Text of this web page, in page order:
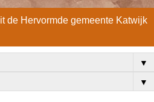
de Hervormde gemeente Katwijk
▼
▼